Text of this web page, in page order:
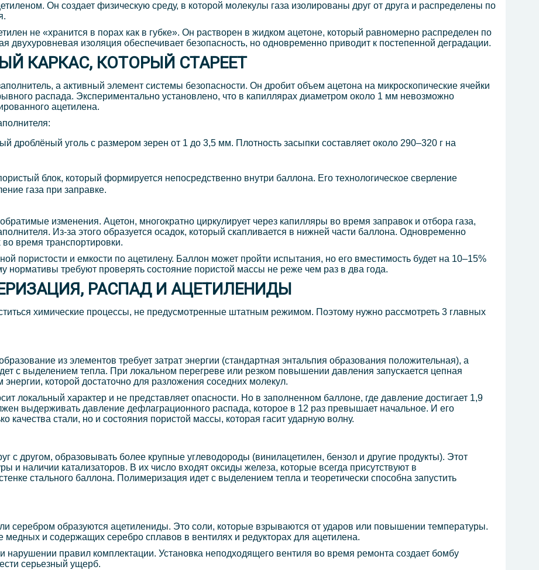
Он создает физическую среду, в которой молекулы газа изолированы друг от друга и распределены по
не «хранится в порах как в губке». Он растворен в жидком ацетоне, который равномерно распределен по
двухуровневая изоляция обеспечивает безопасность, но одновременно приводит к постепенной деградации.
КАРКАС, КОТОРЫЙ СТАРЕЕТ
а активный элемент системы безопасности. Он дробит объем ацетона на микроскопические ячейки
распада. Экспериментально установлено, что в капиллярах диаметром около 1 мм невозможно
ацетилена.
дроблёный уголь с размером зерен от 1 до 3,5 мм. Плотность засыпки составляет около 290–320 г на
блок, который формируется непосредственно внутри баллона. Его технологическое сверление
газа при заправке.
изменения. Ацетон, многократно циркулирует через капилляры во время заправок и отбора газа,
Из-за этого образуется осадок, который скапливается в нижней части баллона. Одновременно
время транспортировки.
пористости и емкости по ацетилену. Баллон может пройти испытания, но его вместимость будет на 10–15%
нормативы требуют проверять состояние пористой массы не реже чем раз в два года.
РАСПАД И АЦЕТИЛЕНИДЫ
химические процессы, не предусмотренные штатным режимом. Поэтому нужно рассмотреть 3 главных
из элементов требует затрат энергии (стандартная энтальпия образования положительная), а
с выделением тепла. При локальном перегреве или резком повышении давления запускается цепная
которой достаточно для разложения соседних молекул.
локальный характер и не представляет опасности. Но в заполненном баллоне, где давление достигает 1,9
выдерживать давление дефлаграционного распада, которое в 12 раз превышает начальное. И его
качества стали, но и состояния пористой массы, которая гасит ударную волну.
с другом, образовывать более крупные углеводороды (винилацетилен, бензол и другие продукты). Этот
и наличии катализаторов. В их число входят оксиды железа, которые всегда присутствуют в
стального баллона. Полимеризация идет с выделением тепла и теоретически способна запустить
серебром образуются ацетилениды. Это соли, которые взрываются от ударов или повышении температуры.
медных и содержащих серебро сплавов в вентилях и редукторах для ацетилена.
нарушении правил комплектации. Установка неподходящего вентиля во время ремонта создает бомбу
серьезный ущерб.